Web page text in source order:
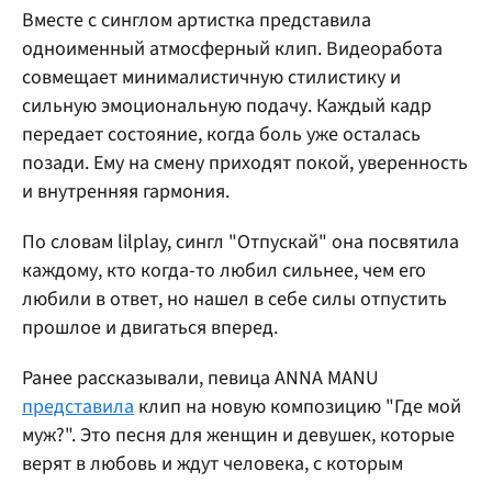
Вместе с синглом артистка представила
одноименный атмосферный клип. Видеоработа
совмещает минималистичную стилистику и
сильную эмоциональную подачу. Каждый кадр
передает состояние, когда боль уже осталась
позади. Ему на смену приходят покой, уверенность
и внутренняя гармония.
По словам lilplay, сингл "Отпускай" она посвятила
каждому, кто когда-то любил сильнее, чем его
любили в ответ, но нашел в себе силы отпустить
прошлое и двигаться вперед.
Ранее рассказывали, певица ANNA MANU
представила клип на новую композицию "Где мой
муж?". Это песня для женщин и девушек, которые
верят в любовь и ждут человека, с которым